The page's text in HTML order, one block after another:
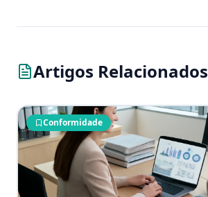
Artigos Relacionados
Conformidade